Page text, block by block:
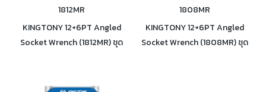
1812MR
KINGTONY 12+6PT Angled
Socket Wrench (1812MR) ชุด
กระเป๋า
1808MR
KINGTONY 12+6PT Angled
Socket Wrench (1808MR) ชุด